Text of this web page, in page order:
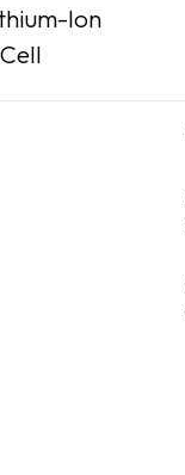
Ion